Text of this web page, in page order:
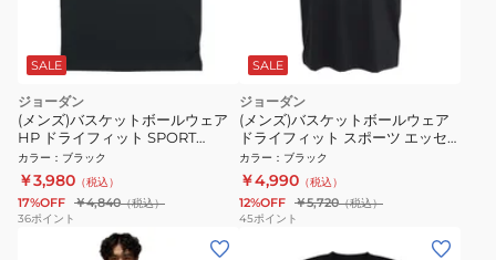
SALE
ジョーダン
(メンズ)バスケットボールウェア
HP ドライフィット SPORT
ESSENTIALS スリーブレス
IF0889-010
カラー ： ブラック
￥3,980 （税込）
17%OFF ￥4,840（税込）
36ポイント
SALE
ジョーダン
(メンズ)バスケットボールウェア
ドライフィット スポーツ エッセ
ンシャル ショートスリーブ Tシャ
ツ IF0882-010
カラー ： ブラック
￥4,990 （税込）
12%OFF ￥5,720（税込）
45ポイント